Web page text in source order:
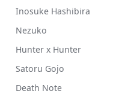
Inosuke Hashibira
Nezuko
Hunter x Hunter
Satoru Gojo
Death Note